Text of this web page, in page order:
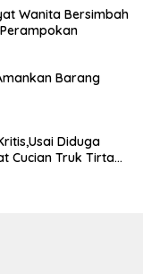
Wanita Bersimbah
Barang
Diduga
Cucian Truk Tirta